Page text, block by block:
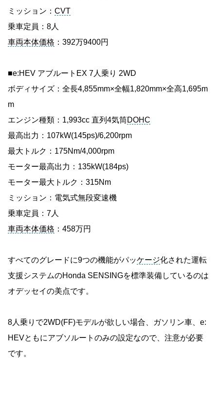
ミッション： CVT
乗車定員：8人
車両本体価格 ：392万9400円
■e:HEV アブルートEX 7人乗り 2WD
ボディサイズ：全長4,855mm×全幅1,820mm×全高1,695m
m
エンジン種類：1,993cc 直列4気筒DOHC
最高出力：107kW(145ps)/6,200rpm
最大トルク：175Nm/4,000rpm
モーター最高出力：135kW(184ps)
モーター最大トルク：315Nm
ミッション：電気式無段変速機
乗車定員：7人
車両本体価格 ：458万円
すべてのグレードに9つの機能がパッケージ化された運転
支援システムのHonda SENSINGを標準装備しているのは
オデッセイの美点です。
8人乗りで2WD(FF)モデルが欲しい場合、ガソリン車、e:
HEVともにアブソルートのみの設定なので、注意が必要
です。